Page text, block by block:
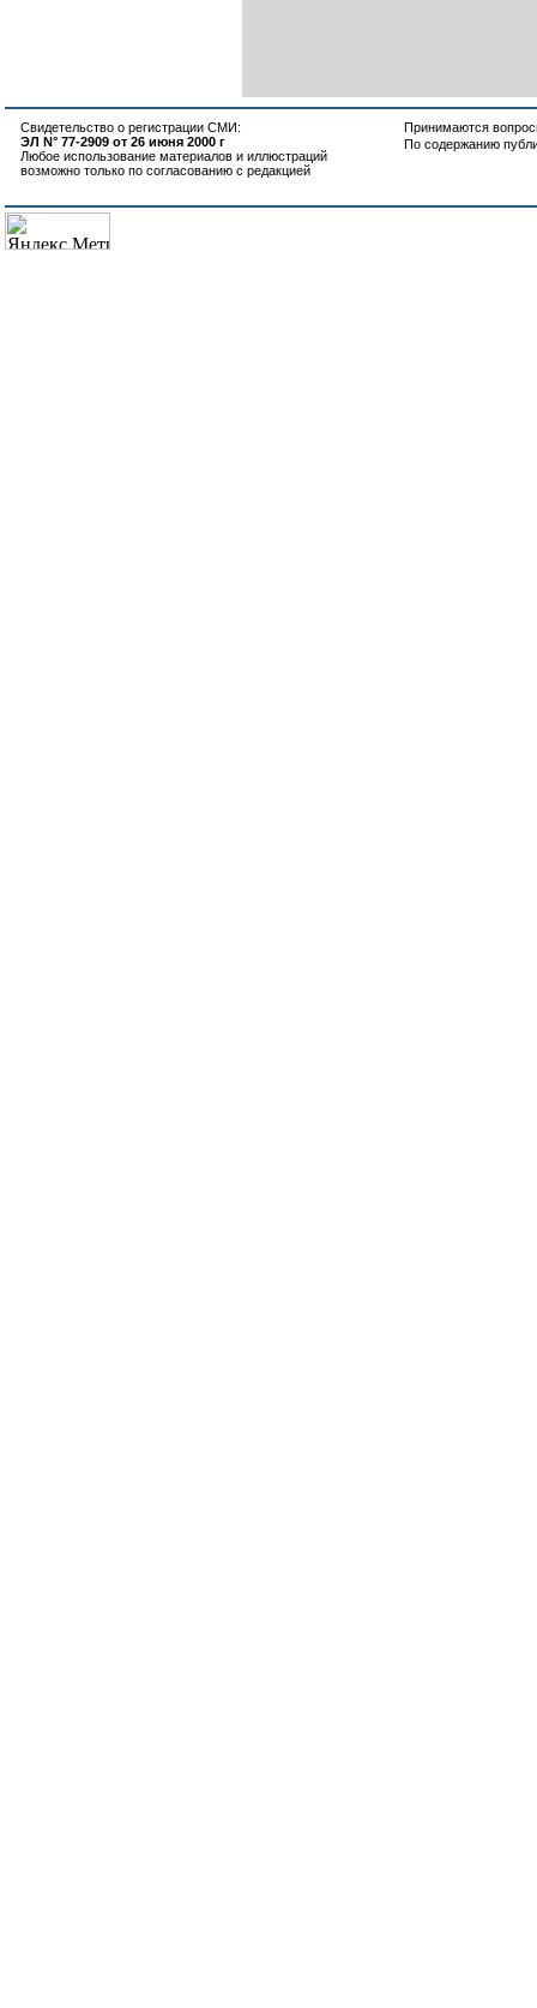
Свидетельство о регистрации СМИ:
ЭЛ N° 77-2909 от 26 июня 2000 г
Любое использование материалов и иллюстраций
возможно только по согласованию с редакцией
Принимаются
По содержанию